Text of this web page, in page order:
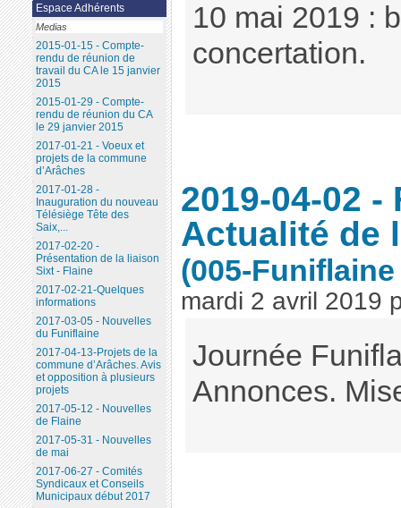
10 mai 2019 :
concertation.
2019-04-02
Actualité de
(005-Funiflaine
mardi 2 avril 2019
Journée
Annonces.
Espace Adhérents
Medias
2015-01-15 - Compte-
rendu de réunion de
travail du CA le 15 janvier
2015
2015-01-29 - Compte-
rendu de réunion du CA
le 29 janvier 2015
2017-01-21 - Voeux et
projets de la commune
d’Arâches
2017-01-28 -
Inauguration du nouveau
Télésiège Tête des
Saix,...
2017-02-20 -
Présentation de la liaison
Sixt - Flaine
2017-02-21-Quelques
informations
2017-03-05 - Nouvelles
du Funiflaine
2017-04-13-Projets de la
commune d’Arâches. Avis
et opposition à plusieurs
projets
2017-05-12 - Nouvelles
de Flaine
2017-05-31 - Nouvelles
de mai
2017-06-27 - Comités
Syndicaux et Conseils
Municipaux début 2017